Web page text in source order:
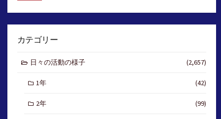
カテゴリー
日々の活動の様子 (2,657)
1年 (42)
2年 (99)